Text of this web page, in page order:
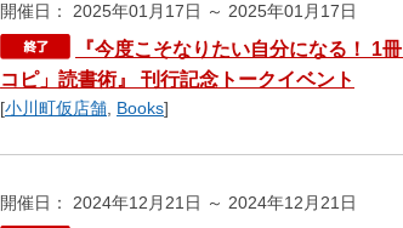
開催日： 2025年01月17日 ～ 2025年01月17日
『今度こそなりたい自分になる！ 1
コピ」読書術』 刊行記念トークイベント
[小川町仮店舗 Books]
開催日： 2024年12月21日 ～ 2024年12月21日